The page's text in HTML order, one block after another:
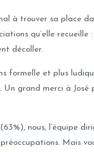
à trouver sa place
qu’elle recueille
décoller.
formelle et plus
Un grand merci à José
nous, l’équipe
Mais